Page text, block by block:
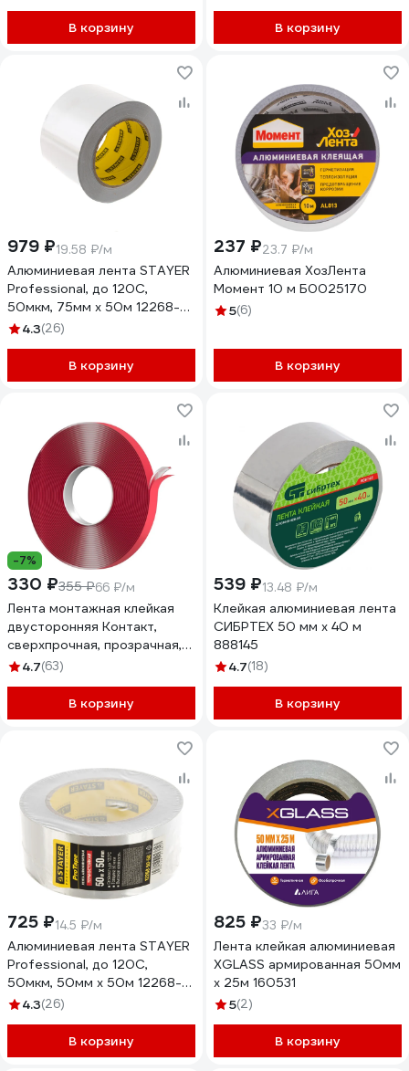
В корзину В корзину
979 ₽19.58 ₽/м
Алюминиевая лента STAYER
Professional, до 120С,
50мкм, 75мм х 50м 12268-
75-50
4.3(26)
В корзину
237 ₽23.7 ₽/м
Алюминиевая ХозЛента
Момент 10 м Б0025170
5(6)
В корзину
-7%
330 ₽355 ₽66 ₽/м
Лента монтажная клейкая
двусторонняя Контакт,
сверхпрочная, прозрачная,
нано-скотч, 9 мм х 5 м,
4.7(63)
В корзину
539 ₽13.48 ₽/м
Клейкая алюминиевая лента
СИБРТЕХ 50 мм х 40 м
888145
4.7(18)
В корзину
725 ₽14.5 ₽/м
Алюминиевая лента STAYER
Professional, до 120С,
50мкм, 50мм х 50м 12268-
50-50
4.3(26)
В корзину
825 ₽33 ₽/м
Лента клейкая алюминиевая
XGLASS армированная 50мм
х 25м 160531
5(2)
В корзину